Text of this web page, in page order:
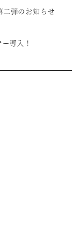
二弾のお知らせ
導入！